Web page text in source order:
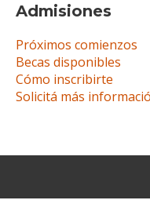
Admisiones
Próximos comienzos
Becas disponibles
Cómo inscribirte
Solicitá más